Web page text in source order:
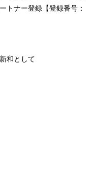
トナー登録【登録番号：
和として